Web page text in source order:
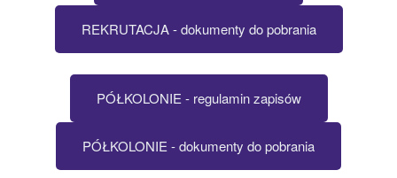
REKRUTACJA - dokumenty do pobrania
PÓŁKOLONIE - regulamin zapisów
PÓŁKOLONIE - dokumenty do pobrania